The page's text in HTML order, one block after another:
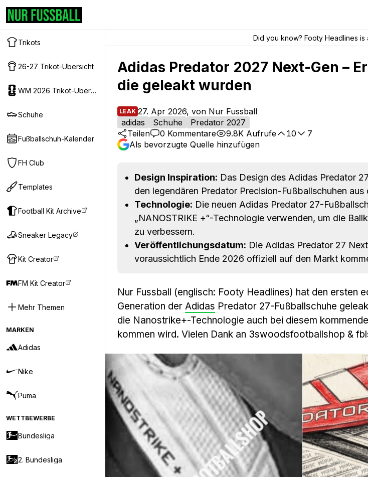
Trikots
26-27 Trikot-Ubersicht
WM 2026 Trikot-Ubersicht
Schuhe
Fußballschuh-Kalender
FH Club
Templates
Football Kit Archive
Sneaker Legacy
Kit Creator
FM Kit Creator
Mehr Themen
MARKEN
Adidas
Nike
Puma
WETTBEWERBE
Bundesliga
2. Bundesliga
Did you know? Footy Headlines is
Adidas Predator 2027 Next-Gen –
die geleakt wurden
LEAK 27. Apr 2026, von Nur Fussball
adidas
Schuhe
Predator 2027
Teilen
0 Kommentare 9.8K Aufrufe 10
7
Als bevorzugte Quelle hinzufügen
Design Inspiration: Das Design des Adidas Predator
den legendären Predator Precision-Fußballschuhen
Technologie: Die neuen Adidas Predator 27-
„NANOSTRIKE +“-Technologie verwenden, um die
zu verbessern.
Veröffentlichungsdatum: Die Adidas Predator 27
voraussichtlich Ende 2026 offiziell auf den Markt
Nur Fussball (englisch: Footy Headlines) hat den ersten
Generation der Adidas Predator 27-Fußballschuhe
die Nanostrike+-Technologie auch bei diesem
kommen wird. Vielen Dank an 3swoodsfootballshop &